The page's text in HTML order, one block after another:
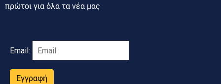
πρώτοι για όλα τα νέα μας
Email:
Εγγραφή